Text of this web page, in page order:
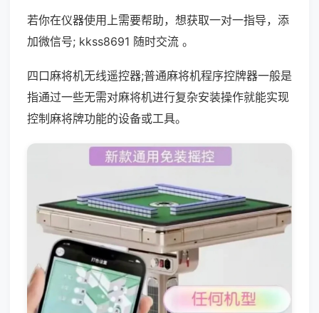
若你在仪器使用上需要帮助，想获取一对一指导，添
加微信号; kkss8691 随时交流 。
四口麻将机无线遥控器;普通麻将机程序控牌器一般是
指通过一些无需对麻将机进行复杂安装操作就能实现
控制麻将牌功能的设备或工具。